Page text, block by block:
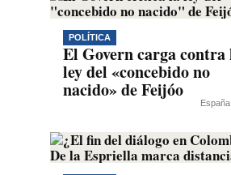
POLÍTICA
El Govern carga contra
ley del «concebido no
nacido» de Feijóo